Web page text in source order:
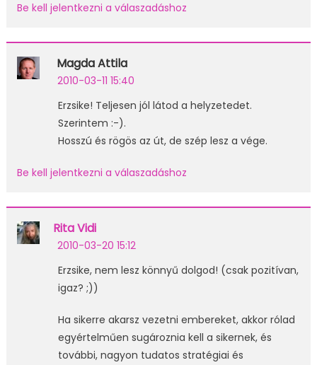
Be kell jelentkezni a válaszadáshoz
Magda Attila
2010-03-11 15:40
Erzsike! Teljesen jól látod a helyzetedet.
Szerintem :-).
Hosszú és rögös az út, de szép lesz a vége.
Be kell jelentkezni a válaszadáshoz
Rita Vidi
2010-03-20 15:12
Erzsike, nem lesz könnyű dolgod! (csak pozitívan,
igaz? ;))
Ha sikerre akarsz vezetni embereket, akkor rólad
egyértelműen sugároznia kell a sikernek, és
további, nagyon tudatos stratégiai és